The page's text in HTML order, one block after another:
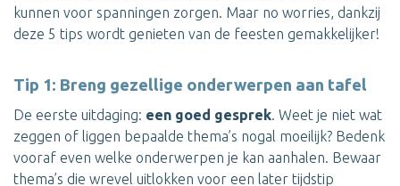
kunnen voor spanningen zorgen. Maar no worries, dankzij
deze 5 tips wordt genieten van de feesten gemakkelijker!
Tip 1: Breng gezellige onderwerpen aan tafel
De eerste uitdaging: een goed gesprek. Weet je niet wat
zeggen of liggen bepaalde thema’s nogal moeilijk? Bedenk
vooraf even welke onderwerpen je kan aanhalen. Bewaar
thema’s die wrevel uitlokken voor een later tijdstip